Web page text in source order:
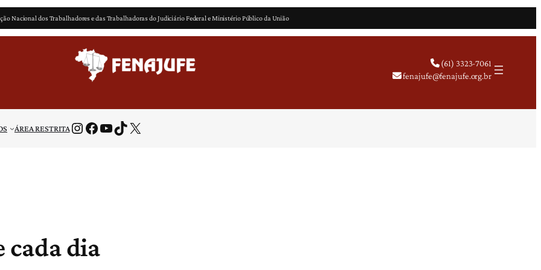
Nacional dos Trabalhadores e das Trabalhadoras do Judiciário Federal e Ministério Público da União
(61) 3323-7061
fenajufe@fenajufe.org.br
ÁREA RESTRITAInstagram Facebook Youtube TikTok X
cada dia